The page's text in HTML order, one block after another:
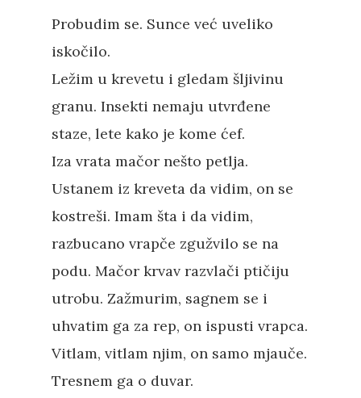
Probudim se. Sunce već uveliko
iskočilo.
Ležim u krevetu i gledam šljivinu
granu. Insekti nemaju utvrđene
staze, lete kako je kome ćef.
Iza vrata mačor nešto petlja.
Ustanem iz kreveta da vidim, on se
kostreši. Imam šta i da vidim,
razbucano vrapče zgužvilo se na
podu. Mačor krvav razvlači ptičiju
utrobu. Zažmurim, sagnem se i
uhvatim ga za rep, on ispusti vrapca.
Vitlam, vitlam njim, on samo mjauče.
Tresnem ga o duvar.